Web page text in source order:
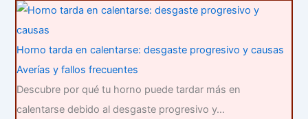
Horno tarda en calentarse: desgaste progresivo y causas
Averías y fallos frecuentes
Descubre por qué tu horno puede tardar más en
calentarse debido al desgaste progresivo y…